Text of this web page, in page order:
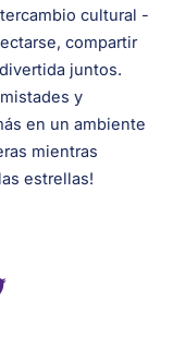
cultural -
compartir
juntos.
y
en un ambiente
mientras
estrellas!